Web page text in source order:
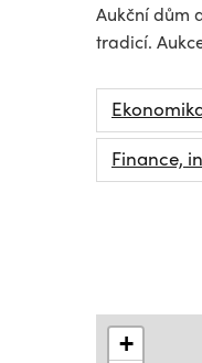
Aukční dům
tradicí.
Finance,
+